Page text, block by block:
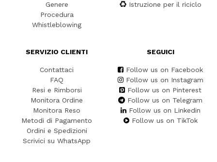
Genere
Procedura
Whistleblowing
Istruzione per il riciclo
SERVIZIO CLIENTI
Contattaci
FAQ
Resi e Rimborsi
Monitora Ordine
Monitora Reso
Metodi di Pagamento
Ordini e Spedizioni
Scrivici su WhatsApp
SEGUICI
Follow us on Facebook
Follow us on Instagram
Follow us on Pinterest
Follow us on Telegram
Follow us on Linkedin
Follow us on TikTok